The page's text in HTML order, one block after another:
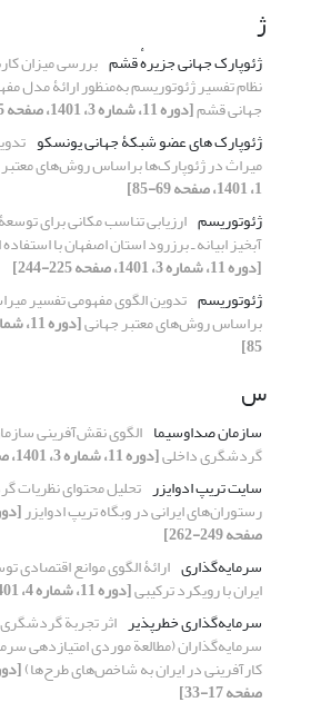
ژ
ژئوپارک جهانی جزیرهٔ قشم بررسی میزان
نظام تفسیر ژئوتوریسم به‌منظور ارائۀ مدل
جهانی قشم[دوره 11، شماره 3، 1401، صفحه 105-118]
ژئوپارک‏‏ های عضو شبکۀ جهانی یونسکو
میراث در ژئوپارک‌‏ها براساس روش‏‌های
1، 1401، صفحه 69-85]
ژئوتوریسم ارزیابی تناسب مکانی برای
آبخیز ابیانه ـ برزرود استان اصفهان با
[دوره 11، شماره 3، 1401، صفحه 225-244]
ژئوتوریسم تدوین الگوی مفهومی تفسیر
براساس روش‏‌های معتبر جهانی
85]
س
سازمان صداوسیما الگوی نقش‌آفرینی
گردشگری داخلی[دوره 11، شماره 3، 1401، صفحه 189-206]
سایت تریپ ادوایزر تحلیل محتوای نظریات
رستوران‌های ایرانی در وبگاه تریپ ادوایزر
صفحه 249-262]
سرمایه‌گذاری ارائۀ الگوی موانع
ایران با رویکرد ترکیبی[دوره 11، شماره 4، 1401، صفحه 99-109]
سرمایه‌گذاری خطرپذیر اثر تجربة
سرمایه‌گذاران (مطالعة موردی امتیازدهی
کارآفرینی در ایران به شاخص‌های طرح‌ها)
صفحه 17-33]